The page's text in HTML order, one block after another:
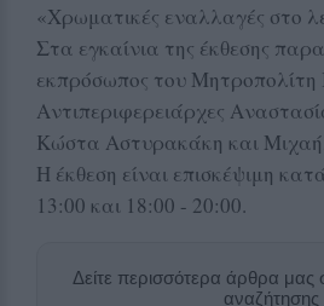
«Χρωματικές εναλλαγές στο
Στα εγκαίνια της έκθεσης
εκπρόσωπος του Μητροπολίτη
Αντιπεριφερειάρχες
Κώστα Αστυρακάκη και
Η έκθεση είναι επισκέψιμη
13:00 και 18:00 - 20:00.
Δείτε περισσότερα άρθρα μας
αναζήτησης